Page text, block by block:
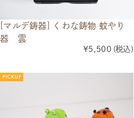
[マルデ鋳器] くわな鋳物 蚊やり
器 雲
¥5,500 (税込)